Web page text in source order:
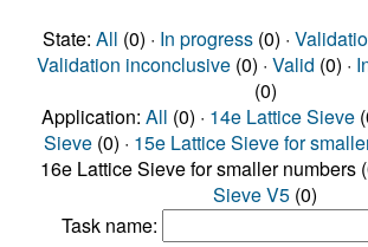
State: All (0) · In progress(0) ·
Validation inconclusive(0) · Valid (0) ·
(0)
Application: All (0) · 14e Lattice Sieve
Sieve (0) · 15e Lattice Sieve for
16e Lattice Sieve for smaller numbers
Sieve V5 (0)
Task name: